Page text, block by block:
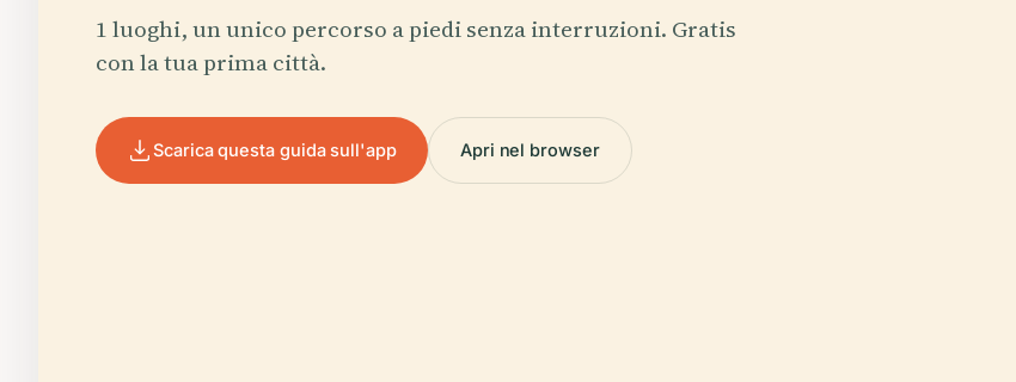
1 luoghi, un unico percorso a piedi senza interruzioni. Gratis
con la tua prima città.
Scarica questa guida sull'app Apri nel browser